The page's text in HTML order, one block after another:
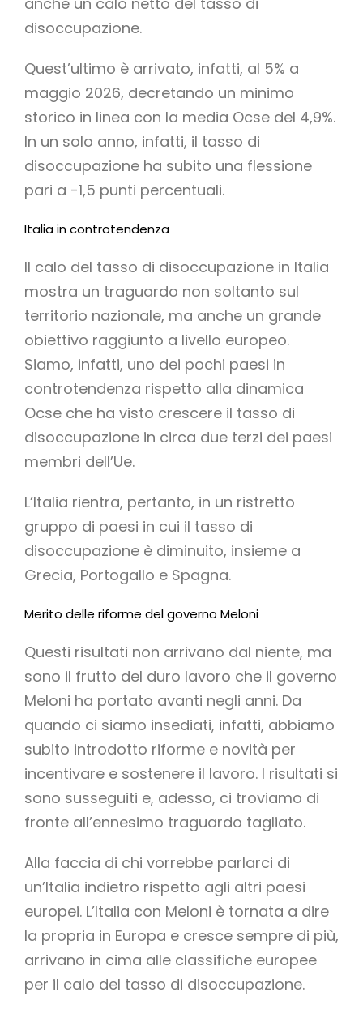
disoccupazione.
Quest’ultimo è arrivato, infatti, al 5% a
maggio 2026, decretando un minimo
storico in linea con la media Ocse del 4,9%.
In un solo anno, infatti, il tasso di
disoccupazione ha subito una flessione
pari a -1,5 punti percentuali.
Italia in controtendenza
Il calo del tasso di disoccupazione in Italia
mostra un traguardo non soltanto sul
territorio nazionale, ma anche un grande
obiettivo raggiunto a livello europeo.
Siamo, infatti, uno dei pochi paesi in
controtendenza rispetto alla dinamica
Ocse che ha visto crescere il tasso di
disoccupazione in circa due terzi dei paesi
membri dell’Ue.
L’Italia rientra, pertanto, in un ristretto
gruppo di paesi in cui il tasso di
disoccupazione è diminuito, insieme a
Grecia, Portogallo e Spagna.
Merito delle riforme del governo Meloni
Questi risultati non arrivano dal niente, ma
sono il frutto del duro lavoro che il governo
Meloni ha portato avanti negli anni. Da
quando ci siamo insediati, infatti, abbiamo
subito introdotto riforme e novità per
incentivare e sostenere il lavoro. I risultati si
sono susseguiti e, adesso, ci troviamo di
fronte all’ennesimo traguardo tagliato.
Alla faccia di chi vorrebbe parlarci di
un’Italia indietro rispetto agli altri paesi
europei. L’Italia con Meloni è tornata a dire
la propria in Europa e cresce sempre di più,
arrivano in cima alle classifiche europee
per il calo del tasso di disoccupazione.